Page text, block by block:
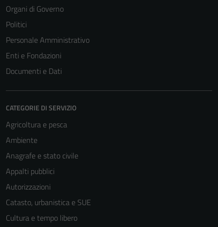
Organi di Governo
Politici
Personale Amministrativo
Enti e Fondazioni
Documenti e Dati
CATEGORIE DI SERVIZIO
Agricoltura e pesca
Ambiente
Anagrafe e stato civile
Appalti pubblici
Autorizzazioni
Catasto, urbanistica e SUE
Cultura e tempo libero